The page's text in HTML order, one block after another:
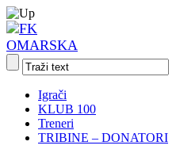
Igrači
KLUB 100
Treneri
TRIBINE – DONATORI